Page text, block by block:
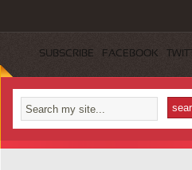
SUBSCRIBE FACEBOOK